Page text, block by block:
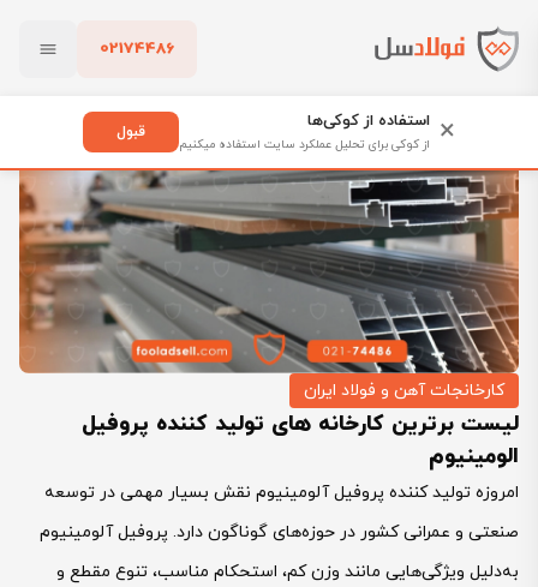
02174486
پاک کردن
فولادسل
لیست برترین کارخانه های تولید کننده پروفیل الومینیوم
کارخانجات آهن و فولاد ایران
لیست برترین کارخانه های تولید کننده پروفیل
الومینیوم
امروزه تولید کننده پروفیل آلومینیوم نقش بسیار مهمی در توسعه
صنعتی و عمرانی کشور در حوزه‌های گوناگون دارد. پروفیل آلومینیوم
به‌دلیل ویژگی‌هایی مانند وزن کم، استحکام مناسب، تنوع مقطع و
× استفاده از کوکی‌ها
از کوکی برای تحلیل عملکرد سایت استفاده میکنیم
قبول